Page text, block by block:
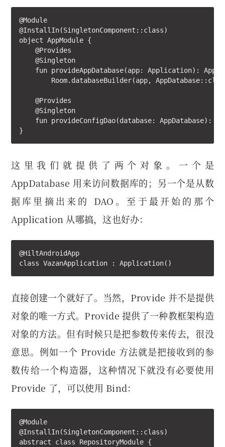
@Module
@InstallIn(SingletonComponent::class)
object AppModule {
    @Provides
    @Singleton
fun provideAppDatabase(app: Application):
Room.databaseBuilder(app,
    @Provides
    @Singleton
fun provideConfigDao(database: AppDatabase):
}
这里我们就提供了两个对象。一个是
AppDatabase 用来访问数据库的；另一个是从数
据库里摘出来的 DAO。至于最开始的那个
Application 从哪搞，这也好办：
@HiltAndroidApp
class VazanApplication : Application()
直接创建一个就好了。当然，Provide 并不是提供
对象的唯一方式。Provide 提供了一种教框架构造
对象的方法。但有时候只是把参数传来传去，很没
意思。例如一个 Provide 方法就是把接收到的参
数传给一个构造器，这种情况下就没有必要使用
Provide 了，可以使用 Bind：
@Module
@InstallIn(SingletonComponent::class)
abstract class RepositoryModule {